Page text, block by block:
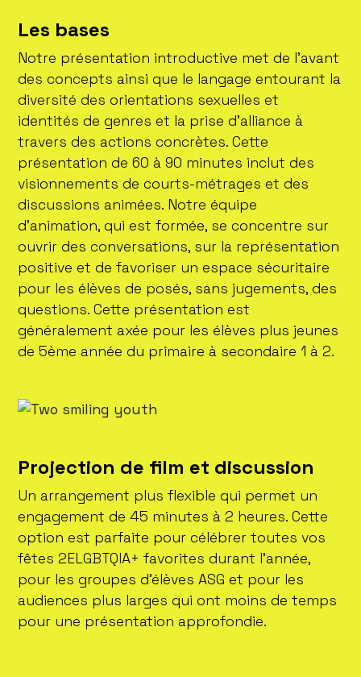
Les bases
Notre présentation introductive met de l’avant
des concepts ainsi que le langage entourant la
diversité des orientations sexuelles et
identités de genres et la prise d’alliance à
travers des actions concrètes. Cette
présentation de 60 à 90 minutes inclut des
visionnements de courts-métrages et des
discussions animées. Notre équipe
d’animation, qui est formée, se concentre sur
ouvrir des conversations, sur la représentation
positive et de favoriser un espace sécuritaire
pour les élèves de posés, sans jugements, des
questions. Cette présentation est
généralement axée pour les élèves plus jeunes
de 5ème année du primaire à secondaire 1 à 2.
Projection de film et discussion
Un arrangement plus flexible qui permet un
engagement de 45 minutes à 2 heures. Cette
option est parfaite pour célébrer toutes vos
fêtes 2ELGBTQIA+ favorites durant l’année,
pour les groupes d’élèves ASG et pour les
audiences plus larges qui ont moins de temps
pour une présentation approfondie.